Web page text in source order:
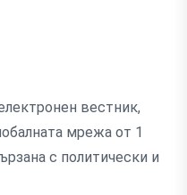
вестник,
мрежа от 1
с политически и